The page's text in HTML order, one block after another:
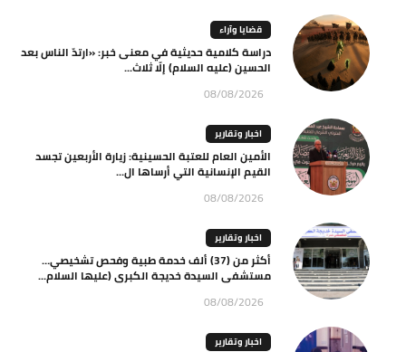
قضايا وآراء
دراسة كلامية حديثية في معنى خبر: «ارتدّ الناس بعد
الحسين (عليه السلام) إلّا ثلاث...
08/08/2026
اخبار وتقارير
الأمين العام للعتبة الحسينية: زيارة الأربعين تجسد
القيم الإنسانية التي أرساها ال...
08/08/2026
اخبار وتقارير
أكثر من (37) ألف خدمة طبية وفحص تشخيصي…
مستشفى السيدة خديجة الكبرى (عليها السلام...
08/08/2026
اخبار وتقارير